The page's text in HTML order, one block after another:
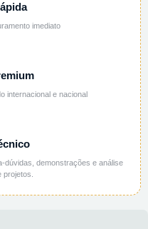
imediato
internacional e nacional
dúvidas, demonstrações e análise
projetos.